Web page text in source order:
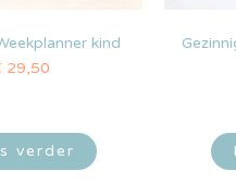
kind
29,50
verder